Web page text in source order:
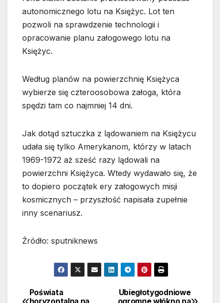
autonomicznego lotu na Księżyc. Lot ten
pozwoli na sprawdzenie technologii i
opracowanie planu załogowego lotu na
Księżyc.
Według planów na powierzchnię Księżyca
wybierze się czteroosobowa załoga, która
spędzi tam co najmniej 14 dni.
Jak dotąd sztuczka z lądowaniem na Księżycu
udała się tylko Amerykanom, którzy w latach
1969-1972 aż sześć razy lądowali na
powierzchni Księżyca. Wtedy wydawało się, że
to dopiero początek ery załogowych misji
kosmicznych – przyszłość napisała zupełnie
inny scenariusz.
Źródło: sputniknews
Nawigacja
Ubiegłotygodniowe
Poświata